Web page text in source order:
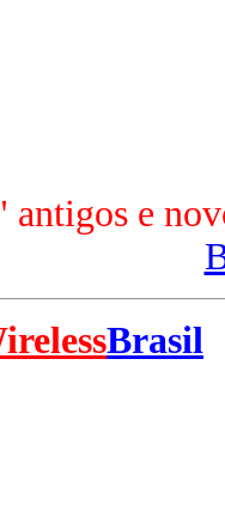
e
Brasil